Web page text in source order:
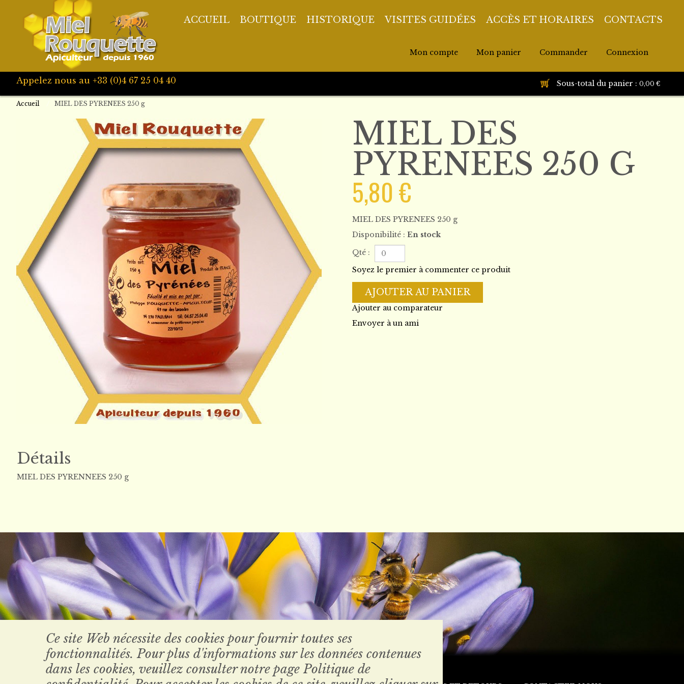
ACCUEIL BOUTIQUE HISTORIQUE VISITES GUIDÉES ACCÈS ET HORAIRES CONTACTS
Mon compte Mon panier Commander Connexion
Appelez nous au +33 (0)4 67 25 04 40 Sous-total du panier : 0,00 €
Accueil MIEL DES PYRENEES 250 g
MIEL DES
PYRENEES 250 G
5,80 €
MIEL DES PYRENEES 250 g
Disponibilité : En stock
Qté :
Soyez le premier à commenter ce produit
AJOUTER AU PANIER
Ajouter au comparateur
Envoyer à un ami
Détails
MIEL DES PYRENNEES 250 g
Conditions générales de vente
Ce site Web nécessite des cookies pour fournir toutes ses
fonctionnalités. Pour plus d'informations sur les données contenues
dans les cookies, veuillez consulter notre page Politique de